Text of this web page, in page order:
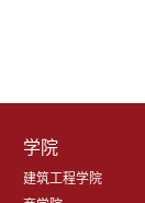
学院
建筑工程学院